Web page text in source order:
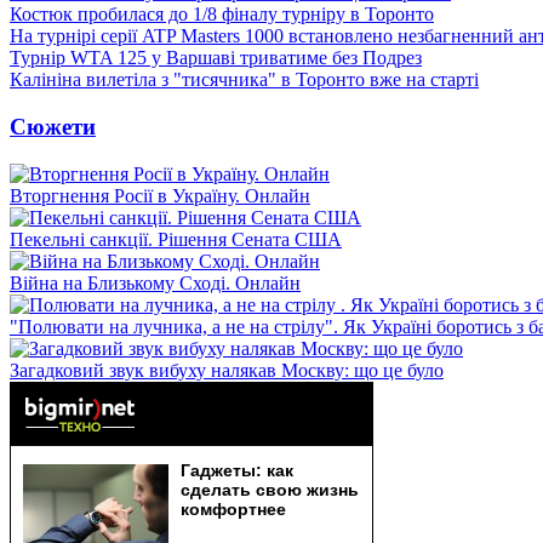
Костюк пробилася до 1/8 фіналу турніру в Торонто
На турнірі серії ATP Masters 1000 встановлено незбагненний
Турнір WTA 125 у Варшаві триватиме без Подрез
Калініна вилетіла з "тисячника" в Торонто вже на старті
Сюжети
Вторгнення Росії в Україну. Онлайн
Пекельні санкції. Рішення Сената США
Війна на Близькому Сході. Онлайн
"Полювати на лучника, а не на стрілу". Як Україні боротись з
Загадковий звук вибуху налякав Москву: що це було